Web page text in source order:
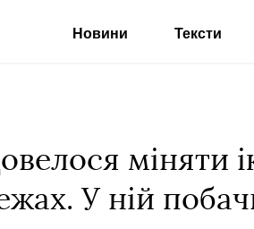
Новини Тексти
міняти
У ній